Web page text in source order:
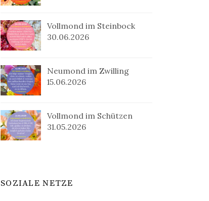
Vollmond im Steinbock
30.06.2026
Neumond im Zwilling
15.06.2026
Vollmond im Schützen
31.05.2026
SOZIALE NETZE